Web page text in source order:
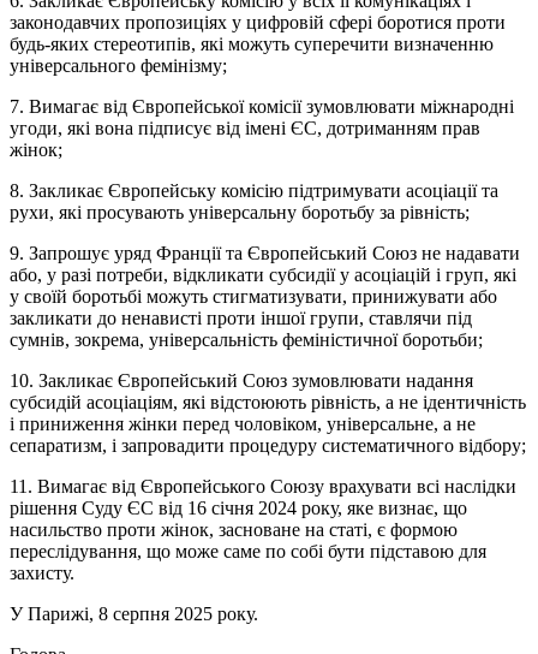
законодавчих пропозиціях у цифровій сфері боротися проти
будь-яких стереотипів, які можуть суперечити визначенню
універсального фемінізму;
7. Вимагає від Європейської комісії зумовлювати міжнародні
угоди, які вона підписує від імені ЄС, дотриманням прав
жінок;
8. Закликає Європейську комісію підтримувати асоціації та
рухи, які просувають універсальну боротьбу за рівність;
9. Запрошує уряд Франції та Європейський Союз не надавати
або, у разі потреби, відкликати субсидії у асоціацій і груп, які
у своїй боротьбі можуть стигматизувати, принижувати або
закликати до ненависті проти іншої групи, ставлячи під
сумнів, зокрема, універсальність феміністичної боротьби;
10. Закликає Європейський Союз зумовлювати надання
субсидій асоціаціям, які відстоюють рівність, а не ідентичність
і приниження жінки перед чоловіком, універсальне, а не
сепаратизм, і запровадити процедуру систематичного відбору;
11. Вимагає від Європейського Союзу врахувати всі наслідки
рішення Суду ЄС від 16 січня 2024 року, яке визнає, що
насильство проти жінок, засноване на статі, є формою
переслідування, що може саме по собі бути підставою для
захисту.
У Парижі, 8 серпня 2025 року.